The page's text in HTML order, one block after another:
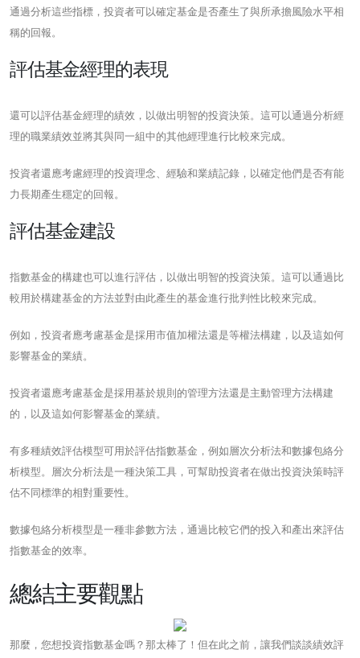
通過分析這些指標，投資者可以確定基金是否產生了與所承擔風險水平相
稱的回報。
評估基金經理的表現
還可以評估基金經理的績效，以做出明智的投資決策。這可以通過分析經
理的職業績效並將其與同一組中的其他經理進行比較來完成。
投資者還應考慮經理的投資理念、經驗和業績記錄，以確定他們是否有能
力長期產生穩定的回報。
評估基金建設
指數基金的構建也可以進行評估，以做出明智的投資決策。這可以通過比
較用於構建基金的方法並對由此產生的基金進行批判性比較來完成。
例如，投資者應考慮基金是採用市值加權法還是等權法構建，以及這如何
影響基金的業績。
投資者還應考慮基金是採用基於規則的管理方法還是主動管理方法構建
的，以及這如何影響基金的業績。
有多種績效評估模型可用於評估指數基金，例如層次分析法和數據包絡分
析模型。層次分析法是一種決策工具，可幫助投資者在做出投資決策時評
估不同標準的相對重要性。
數據包絡分析模型是一種非參數方法，通過比較它們的投入和產出來評估
指數基金的效率。
總結主要觀點
那麼，您想投資指數基金嗎？那太棒了！但在此之前，讓我們談談績效評